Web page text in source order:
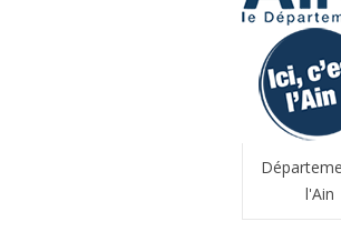
l'Ain